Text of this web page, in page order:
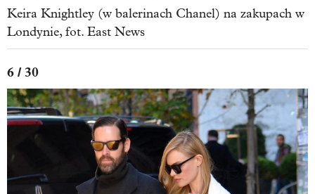
Keira Knightley (w balerinach Chanel) na zakupach w
Londynie, fot. East News
6 / 30